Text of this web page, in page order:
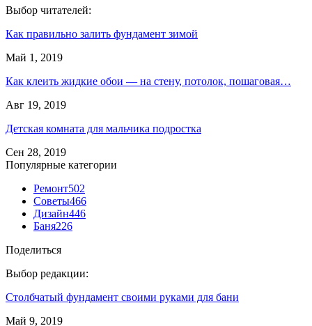
Выбор читателей:
Как правильно залить фундамент зимой
Май 1, 2019
Как клеить жидкие обои — на стену, потолок, пошаговая…
Авг 19, 2019
Детская комната для мальчика подростка
Сен 28, 2019
Популярные категории
Ремонт502
Советы466
Дизайн446
Баня226
Поделиться
Выбор редакции:
Столбчатый фундамент своими руками для бани
Май 9, 2019